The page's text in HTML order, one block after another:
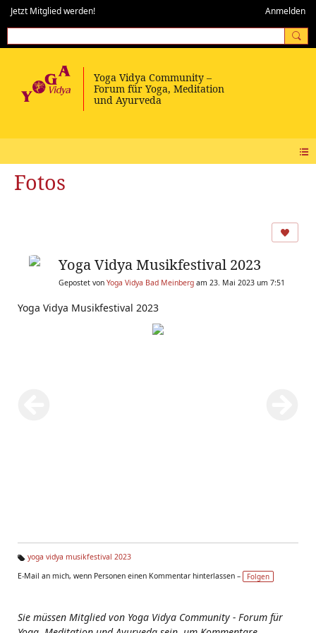
Jetzt Mitglied werden! Anmelden
Fotos
Yoga Vidya Musikfestival 2023
Gepostet von Yoga Vidya Bad Meinberg am 23. Mai 2023 um 7:51
Yoga Vidya Musikfestival 2023
g
yoga vidya musikfestival 2023
E-Mail an mich, wenn Personen einen Kommentar hinterlassen –
Folgen
Sie müssen Mitglied von Yoga Vidya Community - Forum für